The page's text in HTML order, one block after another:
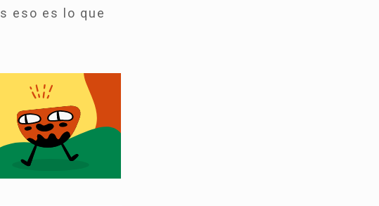
eso es lo que